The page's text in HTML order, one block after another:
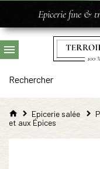
Epicerie fine &
Epicerie salée
et aux Épices